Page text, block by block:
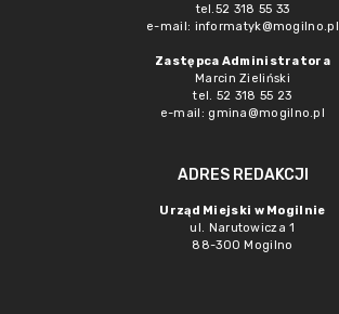
tel.52 318 55 33
e-mail: informatyk@mogilno.pl
Zastępca Administratora
Marcin Zieliński
tel. 52 318 55 23
e-mail: gmina@mogilno.pl
ADRES REDAKCJI
Urząd Miejski w Mogilnie
ul. Narutowicza 1
88-300 Mogilno